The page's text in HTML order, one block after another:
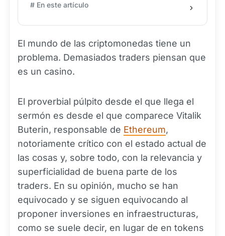
# En este artículo
El mundo de las criptomonedas tiene un
problema. Demasiados traders piensan que
es un casino.
El proverbial púlpito desde el que llega el
sermón es desde el que comparece Vitalik
Buterin, responsable de Ethereum,
notoriamente crítico con el estado actual de
las cosas y, sobre todo, con la relevancia y
superficialidad de buena parte de los
traders. En su opinión, mucho se han
equivocado y se siguen equivocando al
proponer inversiones en infraestructuras,
como se suele decir, en lugar de en tokens